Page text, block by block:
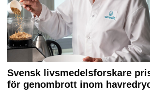
Svensk livsmedelsforskare
för genombrott inom